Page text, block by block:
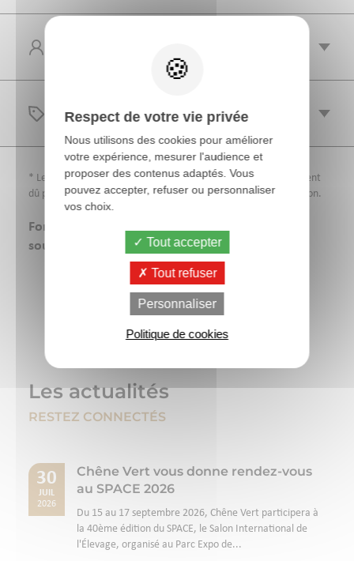
TARIFS
* Les frais d’inscription sont à la charge des participants et restent
dû pour toute annulation dans les 10 jours précédant la formation.
Formations finançables par VIVEA et OCAPIAT,
sous réserve d’acceptation du dossier.
Aides et financements
Les actualités
RESTEZ CONNECTÉS
30
JUIL
2026
Chêne Vert vous donne rendez-vous
au SPACE 2026
Du 15 au 17 septembre 2026, Chêne Vert participera à
la 40ème édition du SPACE, le Salon International de
l'Élevage, organisé au Parc Expo de...
Respect de votre vie privée
Nous utilisons des cookies pour améliorer
votre expérience, mesurer l'audience et
proposer des contenus adaptés. Vous
pouvez accepter, refuser ou personnaliser
vos choix.
Tout accepter
Tout refuser
Personnaliser
Politique de cookies